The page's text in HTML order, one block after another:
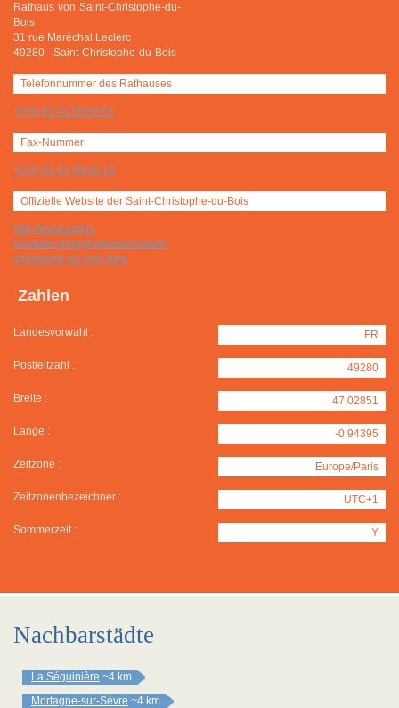
Rathaus von Saint-Christophe-du-
Bois
31 rue Maréchal Leclerc
49280 - Saint-Christophe-du-Bois
Telefonnummer des Rathauses
+(33) 02 41 56 92 51
Fax-Nummer
+(33) 02 41 56 02 14
Offizielle Website der Saint-Christophe-du-Bois
http://www.agglo-
choletais.fr/agglo/dossiers/saint-
christophe-du-bois.html
Zahlen
Landesvorwahl : FR
Postleitzahl : 49280
Breite : 47.02851
Länge : -0.94395
Zeitzone : Europe/Paris
Zeitzonenbezeichner : UTC+1
Sommerzeit : Y
Nachbarstädte
La Séguinière ~4 km
Mortagne-sur-Sèvre ~4 km